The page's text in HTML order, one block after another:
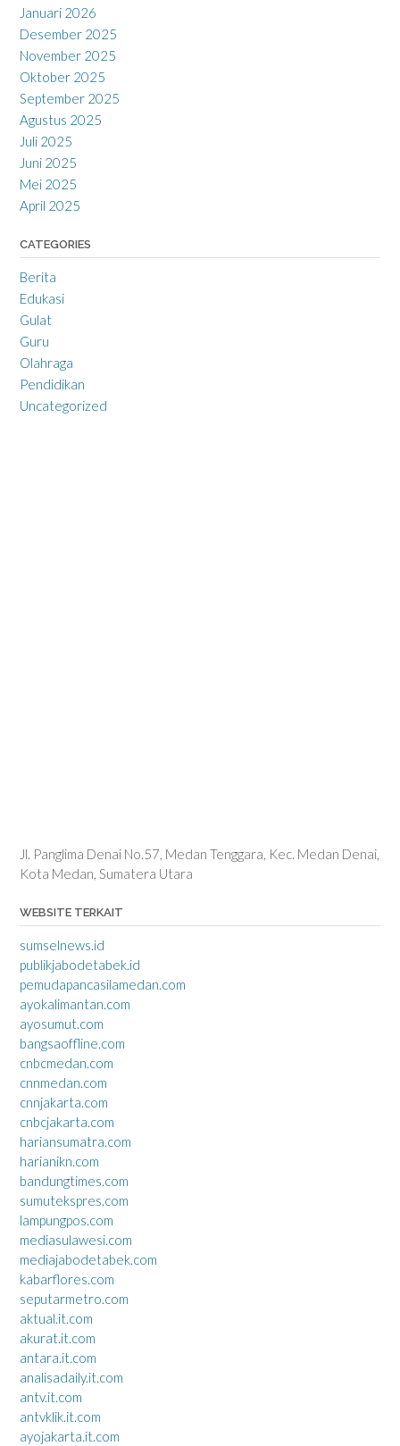
Januari 2026
Desember 2025
November 2025
Oktober 2025
September 2025
Agustus 2025
Juli 2025
Juni 2025
Mei 2025
April 2025
CATEGORIES
Berita
Edukasi
Gulat
Guru
Olahraga
Pendidikan
Uncategorized
Jl. Panglima Denai No.57, Medan Tenggara, Kec. Medan Denai,
Kota Medan, Sumatera Utara
WEBSITE TERKAIT
sumselnews.id
publikjabodetabek.id
pemudapancasilamedan.com
ayokalimantan.com
ayosumut.com
bangsaoffline.com
cnbcmedan.com
cnnmedan.com
cnnjakarta.com
cnbcjakarta.com
hariansumatra.com
harianikn.com
bandungtimes.com
sumutekspres.com
lampungpos.com
mediasulawesi.com
mediajabodetabek.com
kabarflores.com
seputarmetro.com
aktual.it.com
akurat.it.com
antara.it.com
analisadaily.it.com
antv.it.com
antvklik.it.com
ayojakarta.it.com